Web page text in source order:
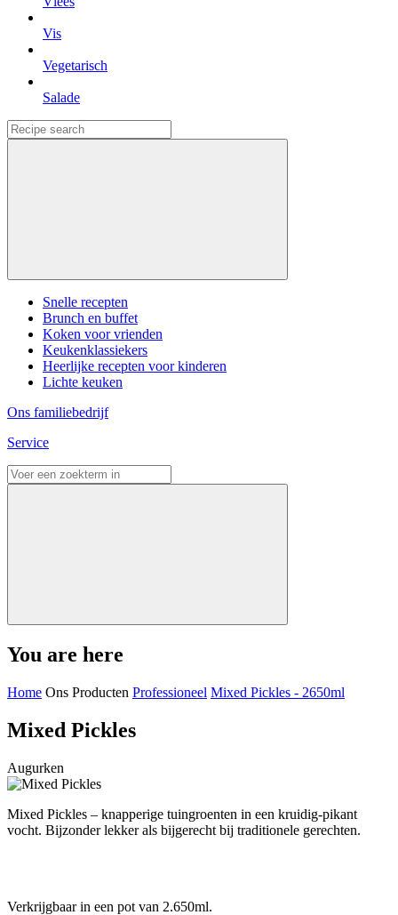
Vis
Vegetarisch
Salade
Snelle recepten
Brunch en buffet
Koken voor vrienden
Keukenklassiekers
Heerlijke recepten voor kinderen
Lichte keuken
Ons familiebedrijf
Service
You are here
Home Ons Producten Professioneel Mixed Pickles - 2650ml
Mixed Pickles
Augurken
Mixed Pickles – knapperige tuingroenten in een kruidig-pikant
vocht. Bijzonder lekker als bijgerecht bij traditionele gerechten.
Verkrijgbaar in een pot van 2.650ml.